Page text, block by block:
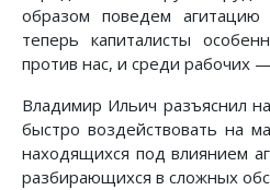
образом поведем агитацию
теперь капиталисты
против нас, и среди рабочих
Владимир Ильич разъяснил
быстро воздействовать на
находящихся под влиянием
разбирающихся в сложных